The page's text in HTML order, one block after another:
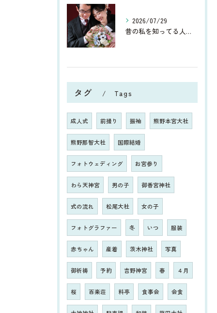
2026/07/29
昔の私を知ってる人からしたら、今、お宮参りや七五三、ウエディ...
タグ Tags
成人式 前撮り 振袖 熊野本宮大社
熊野那智大社 国際結婚
フォトウェディング お宮参り
わら天神宮 男の子 御香宮神社
式の流れ 松尾大社 女の子
フォトグラファー 冬 いつ 服装
赤ちゃん 産着 茨木神社 写真
御祈祷 予約 吉野神宮 春 ４月
桜 百楽荘 料亭 食事会 会食